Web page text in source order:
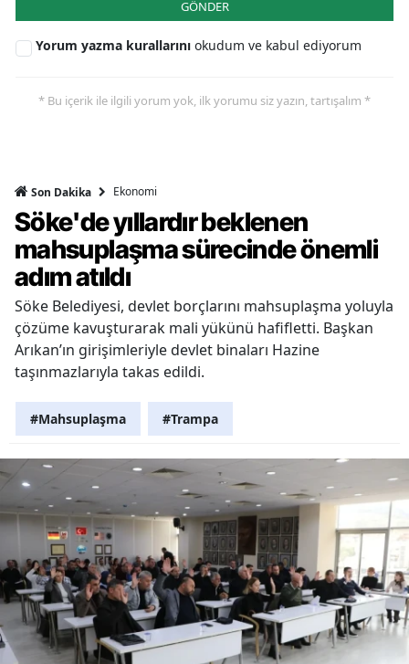
GÖNDER
Yorum yazma kurallarını okudum ve kabul ediyorum
* Bu içerik ile ilgili yorum yok, ilk yorumu siz yazın, tartışalım *
Son Dakika Ekonomi
Söke'de yıllardır beklenen
mahsuplaşma sürecinde önemli
adım atıldı
Söke Belediyesi, devlet borçlarını mahsuplaşma yoluyla
çözüme kavuşturarak mali yükünü hafifletti. Başkan
Arıkan’ın girişimleriyle devlet binaları Hazine
taşınmazlarıyla takas edildi.
#Mahsuplaşma #Trampa